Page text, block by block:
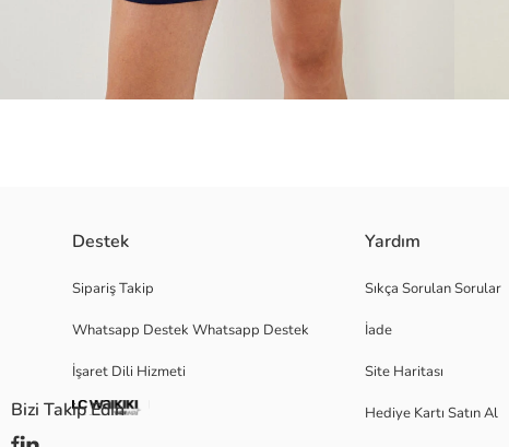
Ana Kumaş:
Cinsiyet:
Kalıp:
Destek
Sipariş Takip
Whatsapp Destek Whatsapp Destek
İşaret Dili Hizmeti
Yardım
Sıkça Sorulan Sorular
İade
Site Haritası
Hediye Kartı Satın Al
Bizi Takip Edin